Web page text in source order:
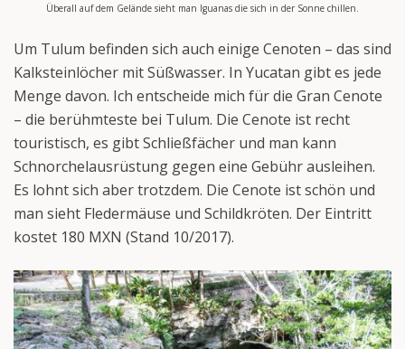
Überall auf dem Gelände sieht man Iguanas die sich in der Sonne chillen.
Um Tulum befinden sich auch einige Cenoten – das sind
Kalksteinlöcher mit Süßwasser. In Yucatan gibt es jede
Menge davon. Ich entscheide mich für die Gran Cenote
– die berühmteste bei Tulum. Die Cenote ist recht
touristisch, es gibt Schließfächer und man kann
Schnorchelausrüstung gegen eine Gebühr ausleihen.
Es lohnt sich aber trotzdem. Die Cenote ist schön und
man sieht Fledermäuse und Schildkröten. Der Eintritt
kostet 180 MXN (Stand 10/2017).